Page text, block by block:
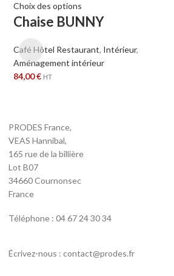
Choix des options
Chaise BUNNY
Café Hôtel Restaurant, Intérieur,
Aménagement intérieur
84,00€ HT
PRODES France,
VEAS Hannibal,
165 rue de la billière
Lot B07
34660 Cournonsec
France
Téléphone : 04 67 24 30 34
Écrivez-nous : contact@prodes.fr